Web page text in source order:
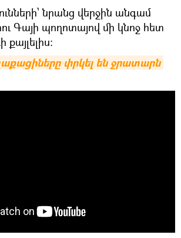
նրանց վերջին անգամ
Գայի պողոտայով մի կնոջ հետ
փրկել են ջրատարն